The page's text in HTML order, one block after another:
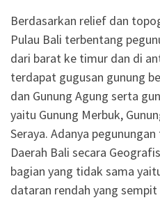
Berdasarkan relief dan
Pulau Bali terbentang
dari barat ke timur dan di
terdapat gugusan gunung
dan Gunung Agung serta
yaitu Gunung Merbuk,
Seraya. Adanya
Daerah Bali secara
bagian yang tidak sama
dataran rendah yang